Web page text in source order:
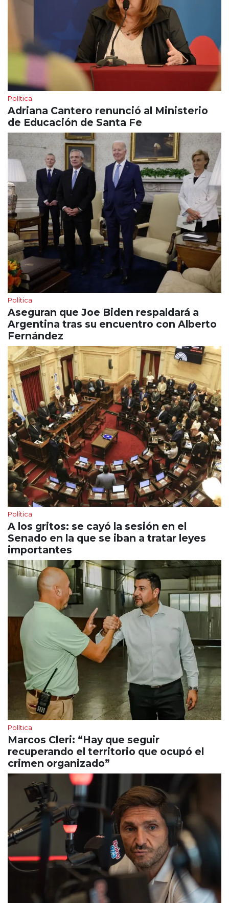
Política
Adriana Cantero renunció al Ministerio
de Educación de Santa Fe
Política
Aseguran que Joe Biden respaldará a
Argentina tras su encuentro con Alberto
Fernández
Política
A los gritos: se cayó la sesión en el
Senado en la que se iban a tratar leyes
importantes
Política
Marcos Cleri: “Hay que seguir
recuperando el territorio que ocupó el
crimen organizado”